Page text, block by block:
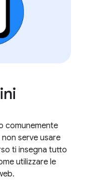
comunemente
serve usare
ti insegna tutto
utilizzare le